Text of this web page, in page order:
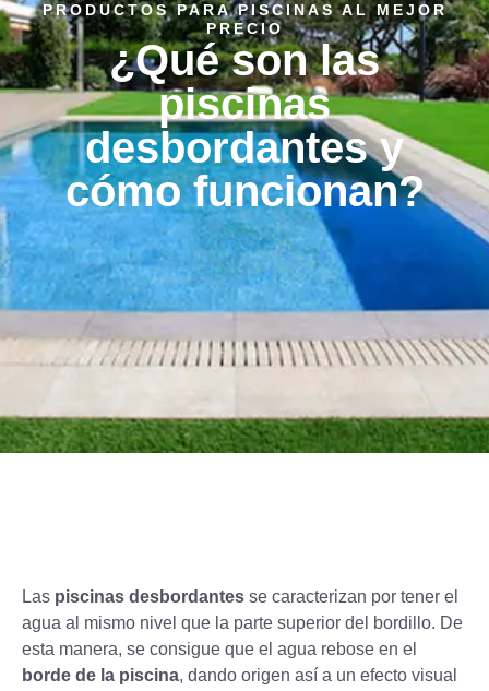
PRODUCTOS PARA PISCINAS AL MEJOR
PRECIO
¿Qué son las
piscinas
desbordantes y
cómo funcionan?
Las piscinas desbordantes se caracterizan por tener el
agua al mismo nivel que la parte superior del bordillo. De
esta manera, se consigue que el agua rebose en el
borde de la piscina, dando origen así a un efecto visual